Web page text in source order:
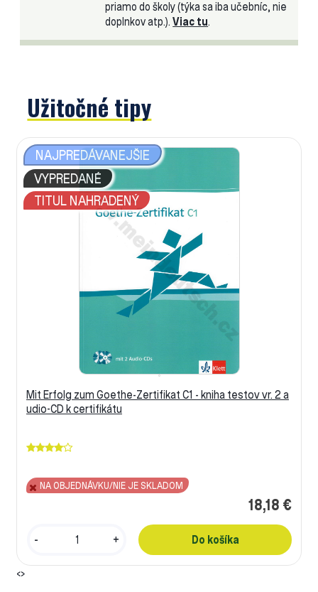
priamo do školy (týka sa iba učebníc, nie
doplnkov atp.).Viac tu.
Užitočné tipy
Mit Erfolg zum Goethe-Zertifikat C1 - kniha testov vr. 2 a
udio-CD k certifikátu
18,18 €
NA OBJEDNÁVKU/NIE JE SKLADOM
- +
NAJPREDÁVANEJŠIE
VYPREDANÉ
TITUL NAHRADENÝ
‹›